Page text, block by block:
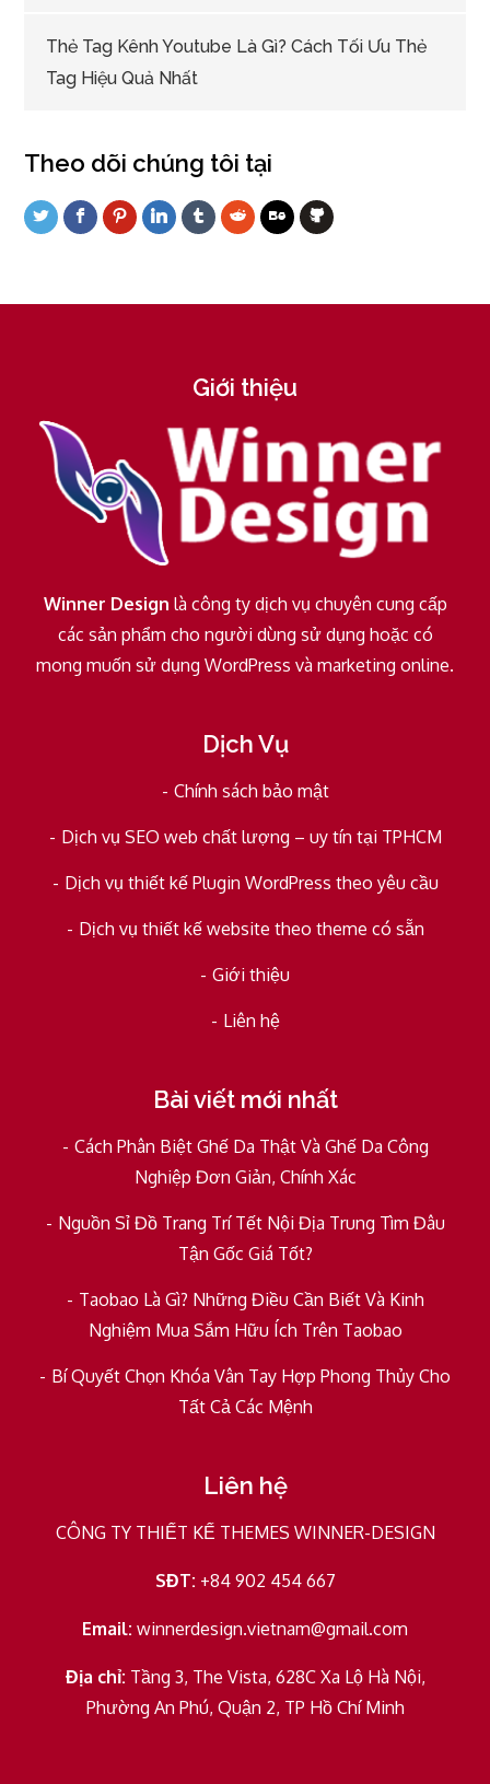
Thẻ Tag Kênh Youtube Là Gì? Cách Tối Ưu Thẻ
Tag Hiệu Quả Nhất
Theo dõi chúng tôi tại
Giới thiệu
Winner Design là công ty dịch vụ chuyên cung cấp
các sản phẩm cho người dùng sử dụng hoặc có
mong muốn sử dụng WordPress và marketing online.
Dịch Vụ
Chính sách bảo mật
Dịch vụ SEO web chất lượng – uy tín tại TPHCM
Dịch vụ thiết kế Plugin WordPress theo yêu cầu
Dịch vụ thiết kế website theo theme có sẵn
Giới thiệu
Liên hệ
Bài viết mới nhất
Cách Phân Biệt Ghế Da Thật Và Ghế Da Công
Nghiệp Đơn Giản, Chính Xác
Nguồn Sỉ Đồ Trang Trí Tết Nội Địa Trung Tìm Đâu
Tận Gốc Giá Tốt?
Taobao Là Gì? Những Điều Cần Biết Và Kinh
Nghiệm Mua Sắm Hữu Ích Trên Taobao
Bí Quyết Chọn Khóa Vân Tay Hợp Phong Thủy Cho
Tất Cả Các Mệnh
Liên hệ
CÔNG TY THIẾT KẾ THEMES WINNER-DESIGN
SĐT: +84 902 454 667
Email: winnerdesign.vietnam@gmail.com
Địa chỉ: Tầng 3, The Vista, 628C Xa Lộ Hà Nội,
Phường An Phú, Quận 2, TP Hồ Chí Minh